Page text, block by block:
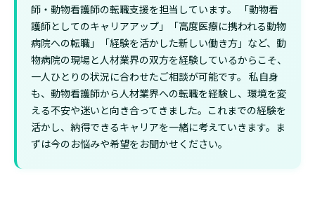
師・動物看護師の転職支援を担当しています。 「動物看
護師としてのキャリアアップ」「高度医療に携われる動物
病院への転職」「経験を活かした新しい働き方」など、動
物病院の現場と人材業界の双方を経験しているからこそ、
一人ひとりの状況に合わせたご相談が可能です。 私自身
も、動物看護師から人材業界への転職を経験し、環境を変
える不安や迷いと向き合ってきました。これまでの経験を
活かし、納得できるキャリアを一緒に考えていきます。ま
ずは今のお悩みや希望をお聞かせください。